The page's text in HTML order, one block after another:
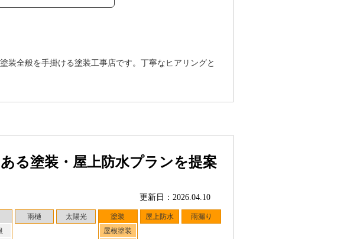
装全般を手掛ける塗装工事店です。丁寧なヒアリングと
る塗装・屋上防水プランを提案
更新日：2026.04.10
雨樋 太陽光
塗装
屋根塗装
屋上防水 雨漏り